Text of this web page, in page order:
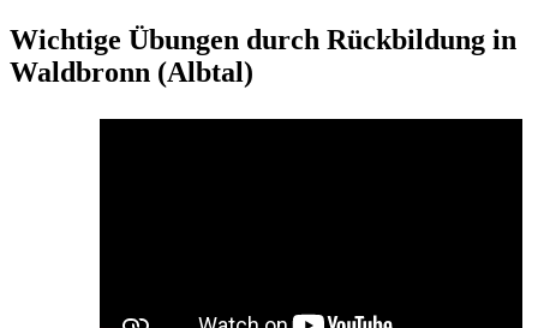
Wichtige Übungen durch Rückbildung in
Waldbronn (Albtal)